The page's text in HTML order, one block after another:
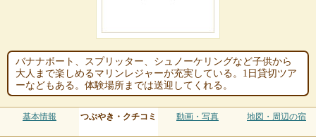
バナナボート、スプリッター、シュノーケリングなど子供から
大人まで楽しめるマリンレジャーが充実している。1日貸切ツア
ーなどもある。体験場所までは送迎してくれる。
基本情報 つぶやき・クチコミ 動画・写真 地図・周辺の宿